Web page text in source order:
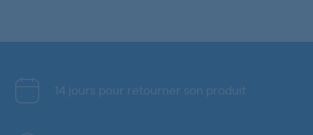
14 jours pour retourner son produit